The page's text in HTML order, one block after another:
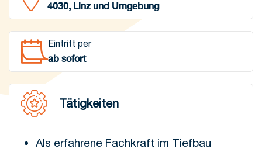
4030, Linz und Umgebung
Eintritt per
ab sofort
Tätigkeiten
Als erfahrene Fachkraft im Tiefbau